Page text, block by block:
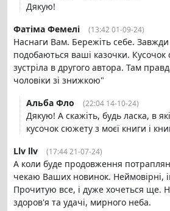
Дякую!
Фатіма Фемелі
(13:42 01-09-24)
Наснаги Вам. Бережіть себе.
подобаються ваші казочки.
зустріла в другого автора. Там
чоловіки зі знижкою"
Альба Фло
(22:04 14-10-24)
Дякую! А скажіть, будь ласка, в
кусочок сюжету з моєї книги і
Llv llv
(17:44 21-07-24)
А коли буде продовження
чекаю Ваших новинок. Неймовірні,
Прочитую все, і дуже хочеться ще.
здоров'я та удачі, мирного неба.